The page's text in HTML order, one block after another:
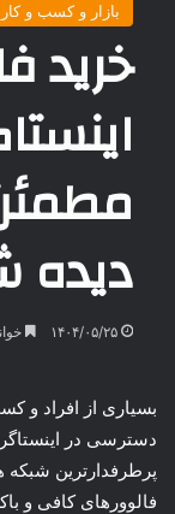
بازار و کسب و کار
خرید
دیده
۱۴۰۴/۰۵/۲۵
بسیاری از افراد و
دسترسی در
پرطرفدارترین
فالوورهای کافی و